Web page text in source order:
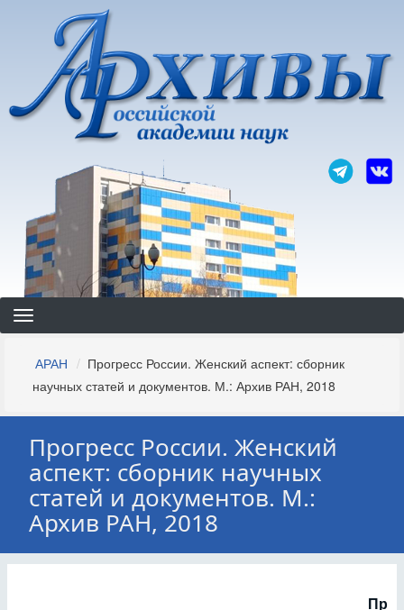
основному
содержанию
Строка
навигации
АРАН
Прогресс России. Женский аспект: сборник
научных статей и документов. М.: Архив РАН, 2018
Прогресс России. Женский
аспект: сборник научных
статей и документов. М.:
Архив РАН, 2018
Пр